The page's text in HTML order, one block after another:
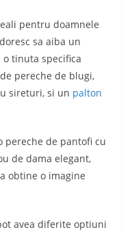
pentru doamnele
sa aiba un
tinuta specifica
pereche de blugi,
sireturi, si un palton
pereche de pantofi cu
de dama elegant,
obtine o imagine
avea diferite optiuni